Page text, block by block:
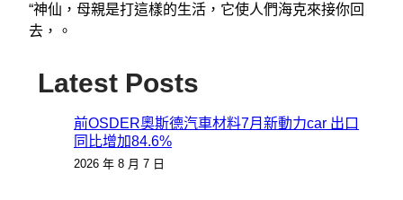
“神仙，母親是打這樣的生活，它使人們海克來接你回
去，。
Latest Posts
前OSDER奧斯德汽車材料7月新動力car 出口
同比增加84.6%
2026 年 8 月 7 日